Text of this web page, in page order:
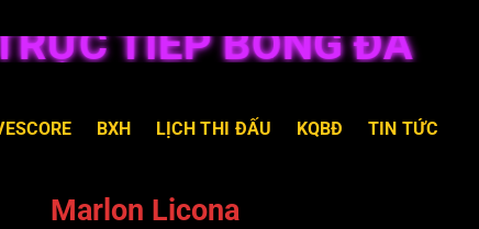
TIẾP BÓNG ĐÁ
BXH LỊCH THI ĐẤU KQBĐ TIN TỨC
Marlon Licona